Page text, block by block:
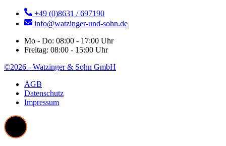
+49 (0)8631 / 697190
info@watzinger-und-sohn.de
Mo - Do: 08:00 - 17:00 Uhr
Freitag: 08:00 - 15:00 Uhr
©2026 - Watzinger & Sohn GmbH
AGB
Datenschutz
Impressum